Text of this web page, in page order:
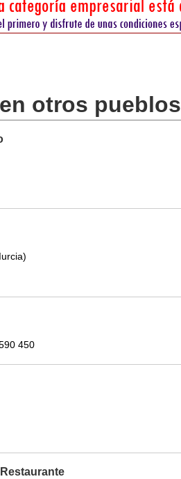
otros pueblos
450